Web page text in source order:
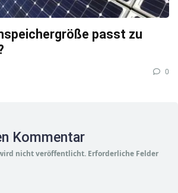
passt zu
0
Kommentar
nicht veröffentlicht. Erforderliche Felder